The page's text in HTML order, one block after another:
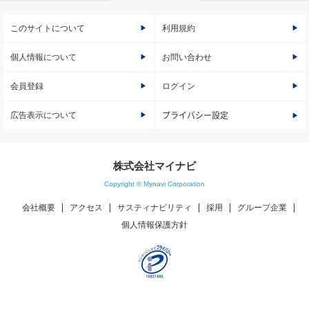
このサイトについて 利用規約
個人情報について お問い合わせ
会員登録 ログイン
広告表示について プライバシー設定
株式会社マイナビ
Copyright © Mynavi Corporation
会社概要 アクセス サスティナビリティ 採用
グループ企業
個人情報保護方針